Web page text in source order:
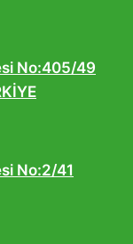
No:405/49
No:2/41